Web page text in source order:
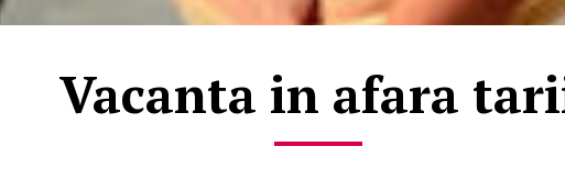
Vacanta in afara